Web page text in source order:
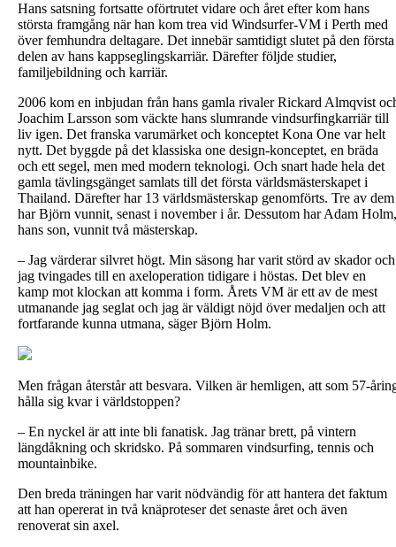
Hans satsning fortsatte oförtrutet vidare och året efter kom hans
största framgång när han kom trea vid Windsurfer-VM i Perth med
över femhundra deltagare. Det innebär samtidigt slutet på den första
delen av hans kappseglingskarriär. Därefter följde studier,
familjebildning och karriär.
2006 kom en inbjudan från hans gamla rivaler Rickard Almqvist
Joachim Larsson som väckte hans slumrande vindsurfingkarriär till
liv igen. Det franska varumärket och konceptet Kona One var helt
nytt. Det byggde på det klassiska one design-konceptet, en bräda
och ett segel, men med modern teknologi. Och snart hade hela det
gamla tävlingsgänget samlats till det första världsmästerskapet i
Thailand. Därefter har 13 världsmästerskap genomförts. Tre av dem
har Björn vunnit, senast i november i år. Dessutom har Adam Holm,
hans son, vunnit två mästerskap.
– Jag värderar silvret högt. Min säsong har varit störd av skador och
jag tvingades till en axeloperation tidigare i höstas. Det blev en
kamp mot klockan att komma i form. Årets VM är ett av de mest
utmanande jag seglat och jag är väldigt nöjd över medaljen och att
fortfarande kunna utmana, säger Björn Holm.
Men frågan återstår att besvara. Vilken är hemligen, att som 57-
hålla sig kvar i världstoppen?
– En nyckel är att inte bli fanatisk. Jag tränar brett, på vintern
längdåkning och skridsko. På sommaren vindsurfing, tennis och
mountainbike.
Den breda träningen har varit nödvändig för att hantera det faktum
att han opererat in två knäproteser det senaste året och även
renoverat sin axel.